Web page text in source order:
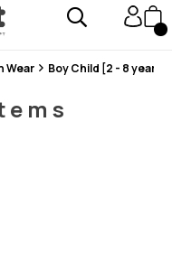
!
Ücretsiz !
Wear Boy Child [2 - 8 years]